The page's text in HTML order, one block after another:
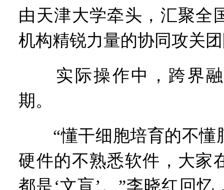
由天津大学牵头，汇聚全
机构精锐力量的协同攻关
实际操作中，跨界融
期。
“懂干细胞培育的不懂
硬件的不熟悉软件，大家
都是‘文盲’。”李晓红回